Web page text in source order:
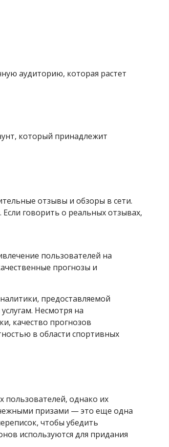
аудиторию, которая растет
который принадлежит
отзывы и обзоры в сети.
говорить о реальных отзывах,
пользователей на
прогнозы и
предоставляемой
Несмотря на
качество прогнозов
в области спортивных
пользователей, однако их
призами — это еще одна
чтобы убедить
используются для придания